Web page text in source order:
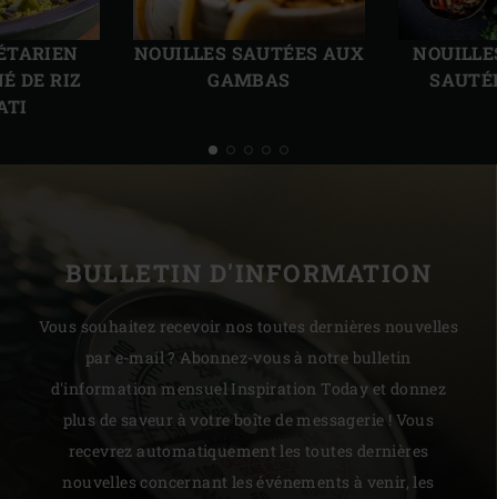
DE RIZ
NOUILLES SAUTÉES AUX
GAMBAS
Diapo
précédente
BULLETIN D'INFORMATION
Vous souhaitez recevoir nos toutes dernières nouvelles
par e-mail ? Abonnez-vous à notre bulletin
d'information mensuel Inspiration Today et donnez
plus de saveur à votre boîte de messagerie ! Vous
recevrez automatiquement les toutes dernières
nouvelles concernant les événements à venir, les